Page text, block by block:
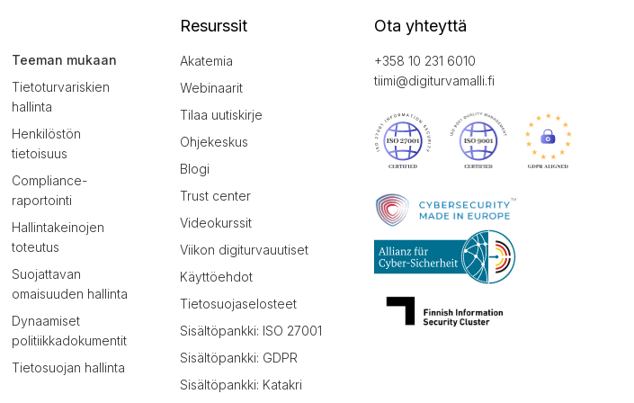
Teeman mukaan
Tietoturvariskien
hallinta
Henkilöstön
tietoisuus
Compliance-
raportointi
Hallintakeinojen
toteutus
Suojattavan
omaisuuden hallinta
Dynaamiset
politiikkadokumentit
Tietosuojan hallinta
Resurssit
Akatemia
Webinaarit
Tilaa uutiskirje
Ohjekeskus
Blogi
Trust center
Videokurssit
Viikon digiturvauutiset
Käyttöehdot
Tietosuojaselosteet
Sisältöpankki: ISO 27001
Sisältöpankki: GDPR
Sisältöpankki: Katakri
Ota yhteyttä
+358 10 231 6010
tiimi@digiturvamalli.fi